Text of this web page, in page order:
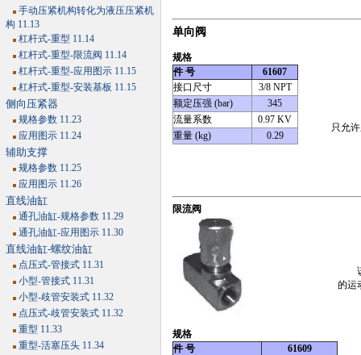
手动压紧机构转化为液压压紧机
构 11.13
杠杆式-重型 11.14
杠杆式-重型-限流阀 11.14
杠杆式-重型-应用图示 11.15
杠杆式-重型-安装基板 11.15
侧向压紧器
规格参数 11.23
应用图示 11.24
辅助支撑
规格参数 11.25
应用图示 11.26
直线油缸
通孔油缸-规格参数 11.29
通孔油缸-应用图示 11.30
直线油缸-螺纹油缸
点压式-管接式 11.31
小型-管接式 11.31
小型-歧管安装式 11.32
点压式-歧管安装式 11.32
重型 11.33
重型-活塞压头 11.34
单向阀
规格
件 号
61607
接口尺寸
3/8 NPT
额定压强 (bar)
345
流量系数
0.97 KV
重量 (kg)
0.29
只允
限流阀
规格
该
的运
件 号
61609